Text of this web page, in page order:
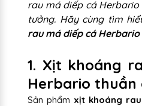
rau má diếp cá
tưởng. Hãy cùng tìm
rau má diếp cá
1. Xịt khoáng
Herbario thuần
Sản phẩm xịt khoáng